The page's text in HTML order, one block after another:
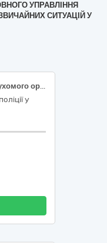
УПРАВЛІННЯ
СИТУАЦІЙ У
Послуги страхування об'єктів нерухомого орендованого майна за кодом ДК 021:2015: 66510000 - 8 - Страхові послуги
у